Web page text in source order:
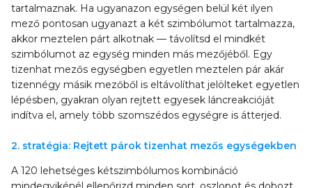
tartalmaznak. Ha ugyanazon egységen belül két ilyen
mező pontosan ugyanazt a két szimbólumot tartalmazza,
akkor meztelen párt alkotnak — távolítsd el mindkét
szimbólumot az egység minden más mezőjéből. Egy
tizenhat mezős egységben egyetlen meztelen pár akár
tizennégy másik mezőből is eltávolíthat jelölteket egyetlen
lépésben, gyakran olyan rejtett egyesek láncreakcióját
indítva el, amely több szomszédos egységre is átterjed.
2. stratégia: Rejtett párok tizenhat mezős egységekben
A 120 lehetséges kétszimbólumos kombináció